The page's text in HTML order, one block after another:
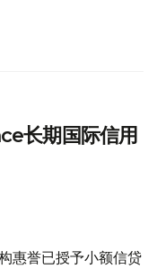
长期国际信用
惠誉已授予小额信贷